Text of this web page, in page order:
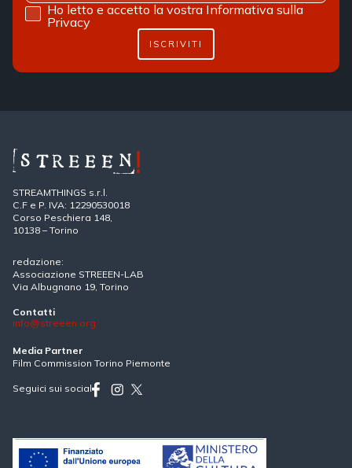
Ho letto e accetto la vostra Informativa sulla
Privacy
ISCRIVITI
STREAMTHINGS s.r.l.
C.F e P. IVA: 12290530018
Corso Peschiera 148,
10138 – Torino
redazione:
Associazione STREEEN-LAB
Via Albugnano 19, Torino
Contatti
info@streeen.org
Media Partner
Film Commission Torino Piemonte
Seguici sui social